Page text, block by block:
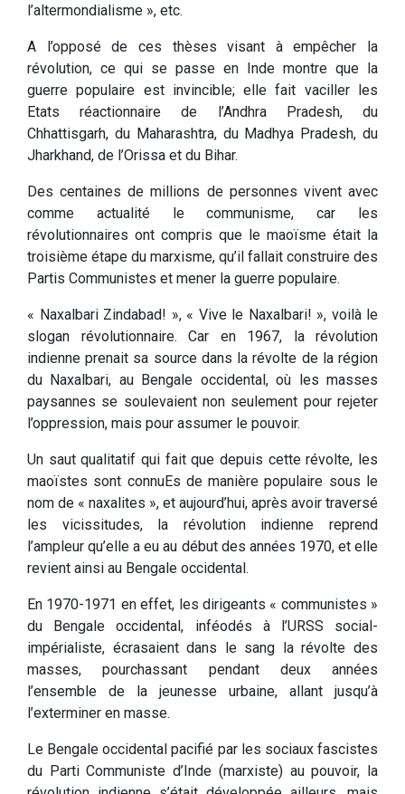
l’altermondialisme », etc.
A l’opposé de ces thèses visant à empêcher la
révolution, ce qui se passe en Inde montre que la
guerre populaire est invincible; elle fait vaciller les
Etats réactionnaire de l’Andhra Pradesh, du
Chhattisgarh, du Maharashtra, du Madhya Pradesh, du
Jharkhand, de l’Orissa et du Bihar.
Des centaines de millions de personnes vivent avec
comme actualité le communisme, car les
révolutionnaires ont compris que le maoïsme était la
troisième étape du marxisme, qu’il fallait construire des
Partis Communistes et mener la guerre populaire.
« Naxalbari Zindabad! », « Vive le Naxalbari! », voilà le
slogan révolutionnaire. Car en 1967, la révolution
indienne prenait sa source dans la révolte de la région
du Naxalbari, au Bengale occidental, où les masses
paysannes se soulevaient non seulement pour rejeter
l’oppression, mais pour assumer le pouvoir.
Un saut qualitatif qui fait que depuis cette révolte, les
maoïstes sont connuEs de manière populaire sous le
nom de « naxalites », et aujourd’hui, après avoir traversé
les vicissitudes, la révolution indienne reprend
l’ampleur qu’elle a eu au début des années 1970, et elle
revient ainsi au Bengale occidental.
En 1970-1971 en effet, les dirigeants « communistes »
du Bengale occidental, inféodés à l’URSS social-
impérialiste, écrasaient dans le sang la révolte des
masses, pourchassant pendant deux années
l’ensemble de la jeunesse urbaine, allant jusqu’à
l’exterminer en masse.
Le Bengale occidental pacifié par les sociaux fascistes
du Parti Communiste d’Inde (marxiste) au pouvoir, la